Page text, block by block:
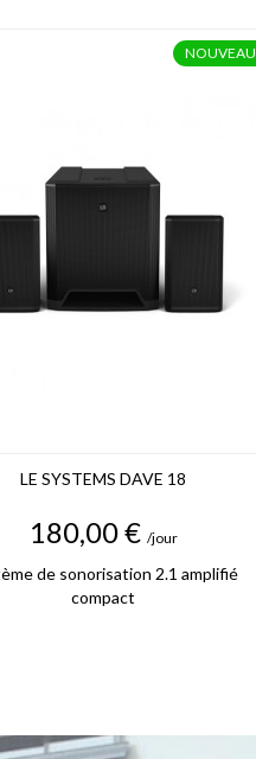
LE SYSTEMS DAVE 18
Prix
180,00 € /jour
de sonorisation 2.1 amplifié
compact
NOUVEAU